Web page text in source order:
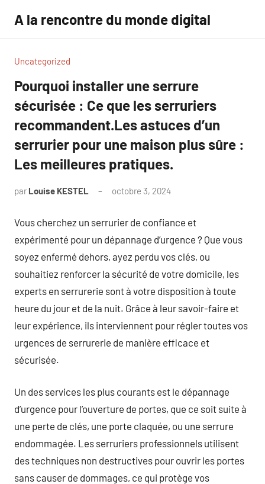
contenu
A la rencontre du monde digital
Uncategorized
Pourquoi installer une serrure
sécurisée : Ce que les serruriers
recommandent.Les astuces d’un
serrurier pour une maison plus sûre :
Les meilleures pratiques.
par Louise KESTEL octobre 3, 2024
Vous cherchez un serrurier de confiance et
expérimenté pour un dépannage d’urgence ? Que vous
soyez enfermé dehors, ayez perdu vos clés, ou
souhaitiez renforcer la sécurité de votre domicile, les
experts en serrurerie sont à votre disposition à toute
heure du jour et de la nuit. Grâce à leur savoir-faire et
leur expérience, ils interviennent pour régler toutes vos
urgences de serrurerie de manière efficace et
sécurisée.
Un des services les plus courants est le dépannage
d’urgence pour l’ouverture de portes, que ce soit suite à
une perte de clés, une porte claquée, ou une serrure
endommagée. Les serruriers professionnels utilisent
des techniques non destructives pour ouvrir les portes
sans causer de dommages, ce qui protège vos